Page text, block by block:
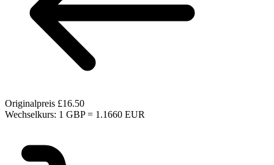
Originalpreis £16.50
Wechselkurs: 1 GBP = 1.1660 EUR